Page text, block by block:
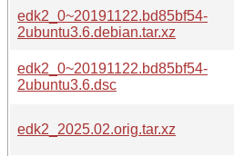
edk2_0~20191122.bd85bf54-
2ubuntu3.6.debian.tar.xz
edk2_0~20191122.bd85bf54-
2ubuntu3.6.dsc
edk2_2025.02.orig.tar.xz